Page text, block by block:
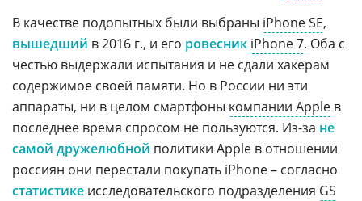
В качестве подопытных были выбраны iPhone SE,
вышедший в 2016 г., и его ровесник iPhone 7. Оба с
честью выдержали испытания и не сдали хакерам
содержимое своей памяти. Но в России ни эти
аппараты, ни в целом смартфоны компании Apple в
последнее время спросом не пользуются. Из-за не
самой дружелюбной политики Apple в отношении
россиян они перестали покупать iPhone – согласно
статистике исследовательского подразделения GS